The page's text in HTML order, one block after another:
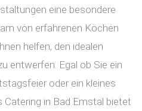
eine besondere
von erfahrenen Köchen
helfen, den idealen
entwerfen. Egal ob Sie ein
oder ein kleines
Catering in Bad Emstal bietet